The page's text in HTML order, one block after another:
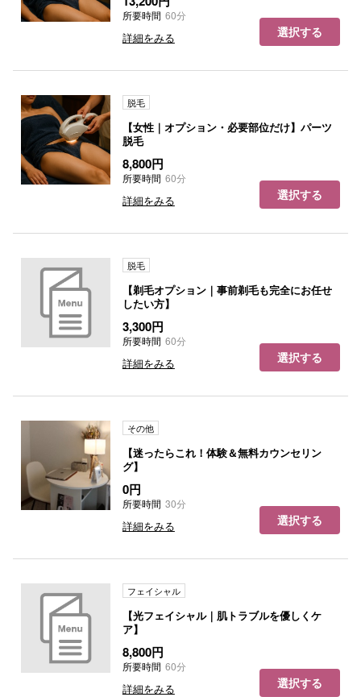
所要時間 60分
詳細をみる 選択する
脱毛
【女性｜オプション・必要部位だけ】パーツ
脱毛
8,800円
所要時間 60分
詳細をみる 選択する
脱毛
【剃毛オプション｜事前剃毛も完全にお任せ
したい方】
3,300円
所要時間 60分
詳細をみる 選択する
その他
【迷ったらこれ！体験＆無料カウンセリン
グ】
0円
所要時間 30分
詳細をみる 選択する
フェイシャル
【光フェイシャル｜肌トラブルを優しくケ
ア】
8,800円
所要時間 60分
詳細をみる 選択する